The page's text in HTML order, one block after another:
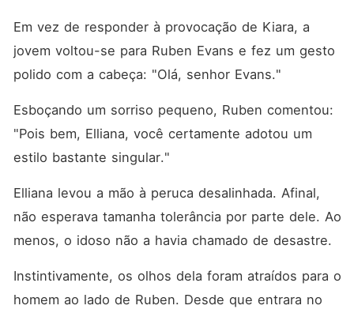
Em vez de responder à provocação de Kiara, a
jovem voltou-se para Ruben Evans e fez um gesto
polido com a cabeça: "Olá, senhor Evans."
Esboçando um sorriso pequeno, Ruben comentou:
"Pois bem, Elliana, você certamente adotou um
estilo bastante singular."
Elliana levou a mão à peruca desalinhada. Afinal,
não esperava tamanha tolerância por parte dele. Ao
menos, o idoso não a havia chamado de desastre.
Instintivamente, os olhos dela foram atraídos para o
homem ao lado de Ruben. Desde que entrara no